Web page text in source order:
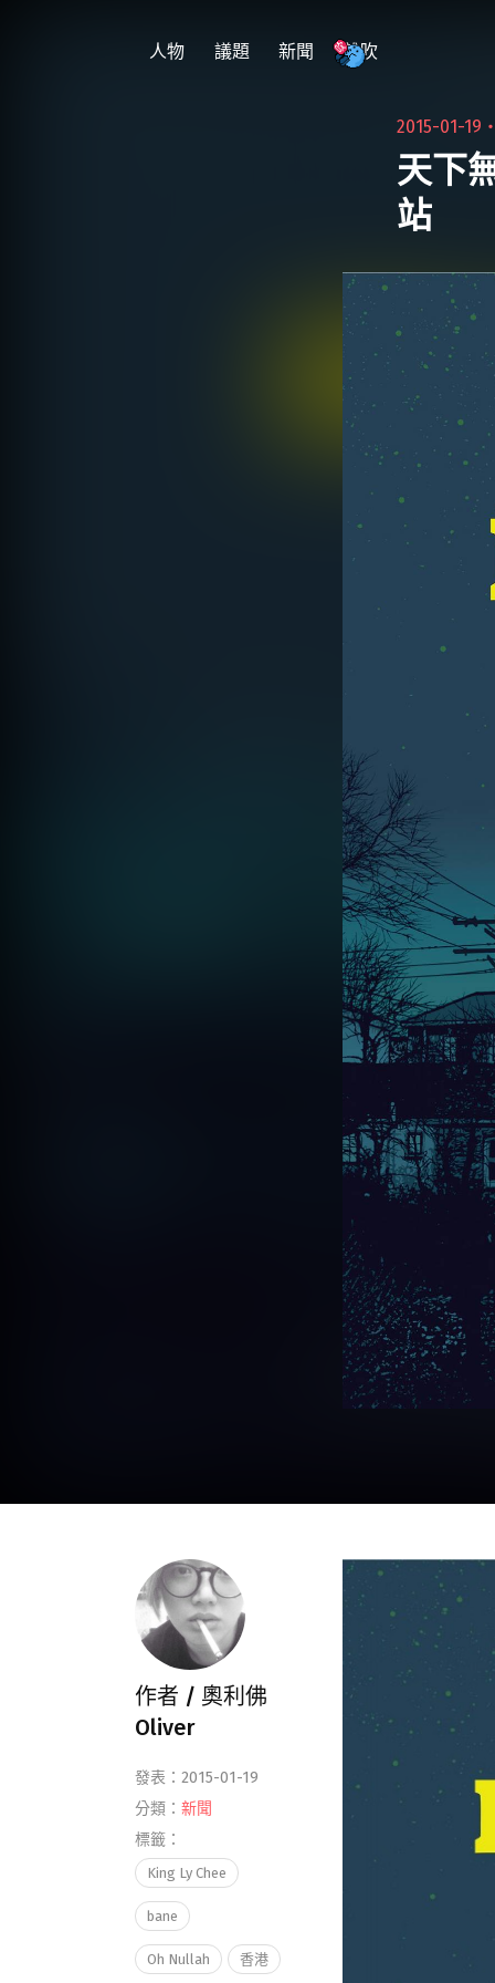
人物 議題 新聞 雜吹
2015-01-19
天下
站
作者 / 奧利佛
Oliver
發表：2015-01-19
分類： 新聞
標籤：
King Ly Chee
bane
Oh Nullah 香港